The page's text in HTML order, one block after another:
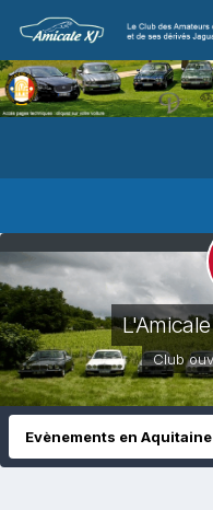
Club
Evènements en Aquitaine